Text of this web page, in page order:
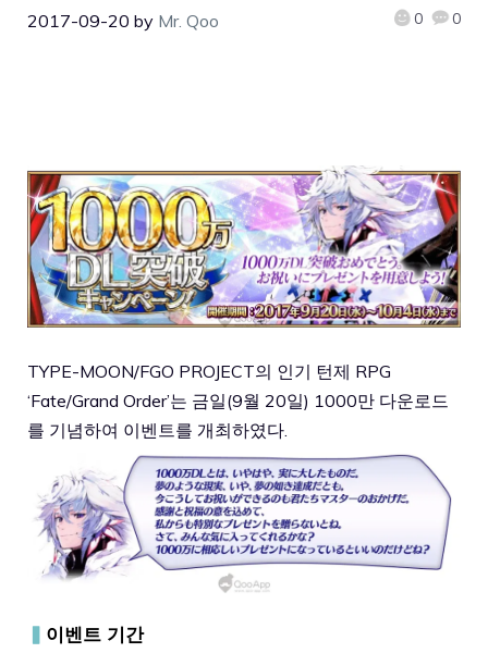
2017-09-20 by Mr. Qoo 0 0
TYPE-MOON/FGO PROJECT의 인기 턴제 RPG
‘Fate/Grand Order’는 금일(9월 20일) 1000만 다운로드
를 기념하여 이벤트를 개최하였다.
▍ 이벤트 기간